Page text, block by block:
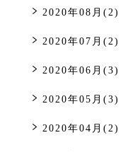
2020年08月(2)
2020年07月(2)
2020年06月(3)
2020年05月(3)
2020年04月(2)